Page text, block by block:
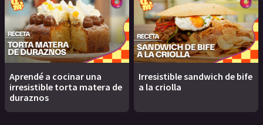
Aprendé a cocinar una
irresistible torta matera de
duraznos
Irresistible sandwich de bife
a la criolla